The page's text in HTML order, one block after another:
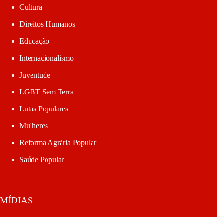
Cultura
Direitos Humanos
Educação
Internacionalismo
Juventude
LGBT Sem Terra
Lutas Populares
Mulheres
Reforma Agrária Popular
Saúde Popular
MÍDIAS